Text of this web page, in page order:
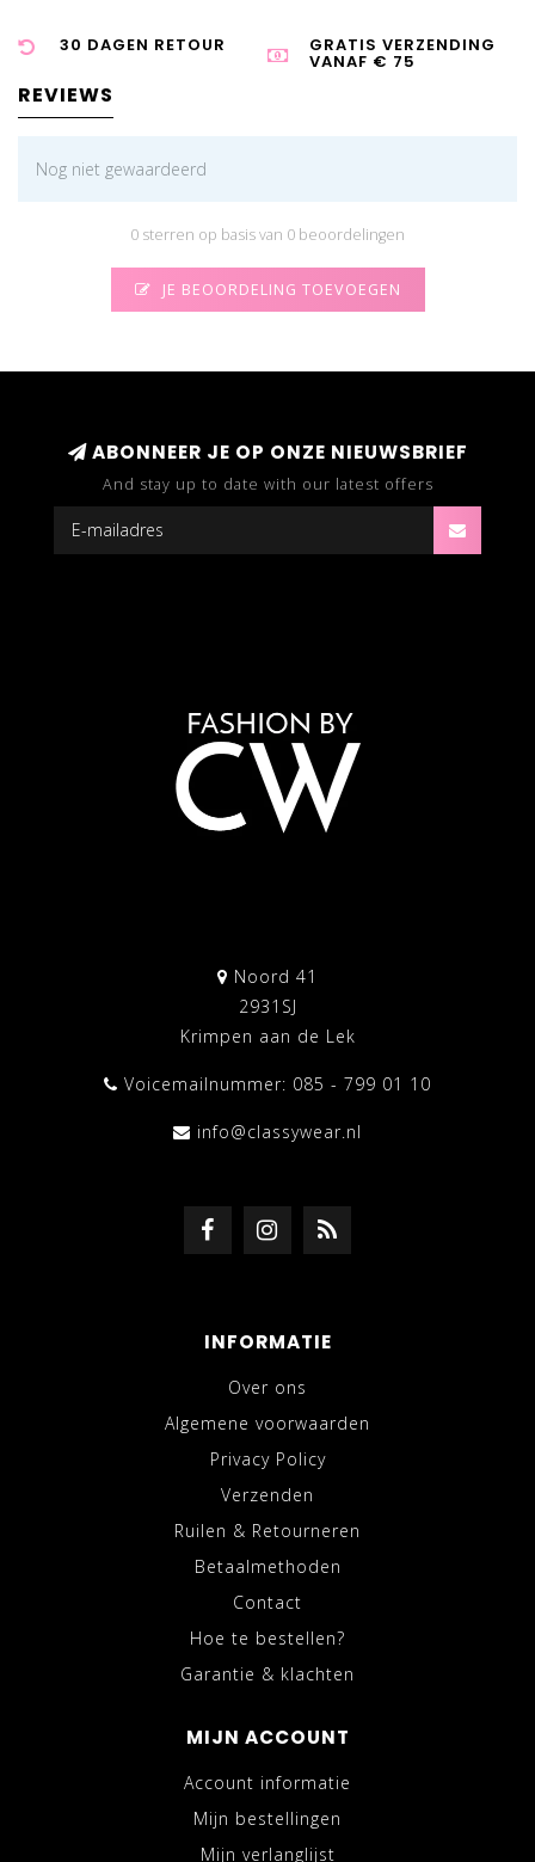
30 DAGEN RETOUR GRATIS VERZENDING
VANAF € 75
REVIEWS
Nog niet gewaardeerd
0 sterren op basis van 0 beoordelingen
JE BEOORDELING TOEVOEGEN
ABONNEER JE OP ONZE NIEUWSBRIEF
And stay up to date with our latest offers
Noord 41
2931SJ
Krimpen aan de Lek
Voicemailnummer: 085 - 799 01 10
info@classywear.nl
INFORMATIE
Over ons
Algemene voorwaarden
Privacy Policy
Verzenden
Ruilen & Retourneren
Betaalmethoden
Contact
Hoe te bestellen?
Garantie & klachten
MIJN ACCOUNT
Account informatie
Mijn bestellingen
Mijn verlanglijst